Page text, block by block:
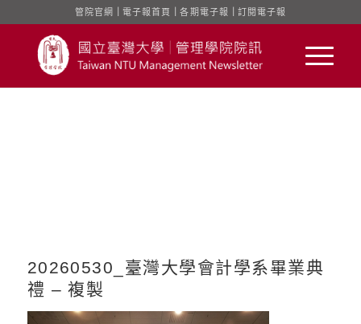
管院官網 電子報首頁 ｜各期電子報 訂閱電子報
20260530_臺灣大學會計學系畢業典
禮 – 複製